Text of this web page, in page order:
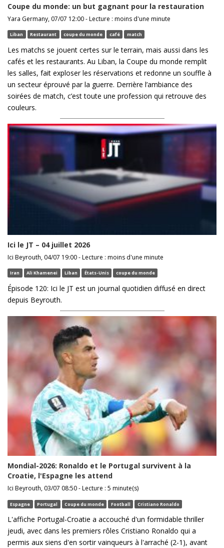
Coupe du monde: un but gagnant pour la restauration
Yara Germany, 07/07 12:00 - Lecture : moins d'une minute
Liban Restaurant coupe du monde café match
Les matchs se jouent certes sur le terrain, mais aussi dans les
cafés et les restaurants. Au Liban, la Coupe du monde remplit
les salles, fait exploser les réservations et redonne un souffle à
un secteur éprouvé par la guerre. Derrière l’ambiance des
soirées de match, c’est toute une profession qui retrouve des
couleurs.
Ici le JT – 04 juillet 2026
Ici Beyrouth, 04/07 19:00 - Lecture : moins d'une minute
Iran Ali Khamenei Liban États-Unis coupe du monde
Épisode 120: Ici le JT est un journal quotidien diffusé en direct
depuis Beyrouth.
Mondial-2026: Ronaldo et le Portugal survivent à la
Croatie, l'Espagne les attend
Ici Beyrouth, 03/07 08:50 - Lecture : 5 minute(s)
Espagne Portugal Coupe du monde Football Cristiano Ronaldo
L'affiche Portugal-Croatie a accouché d'un formidable thriller
jeudi, avec dans les premiers rôles Cristiano Ronaldo qui a
permis aux siens d'en sortir vainqueurs à l'arraché (2-1), avant